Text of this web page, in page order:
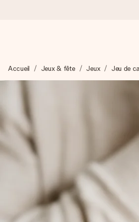
Nous préparons votre cadeau avec
4,7 (sur la base de +15 000
Nos cadeaux sont appréciés. Les
Carte de vœux gratuite
Créez quelque chose d’unique en
Accueil Jeux & fête Jeux Jeu de